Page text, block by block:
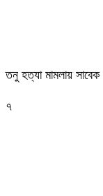
তনু হত্যা মামলায়
৭